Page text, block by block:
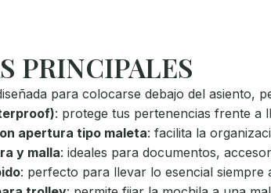
PRINCIPALES
para colocarse debajo del asiento,
: protege tus pertenencias frente a
apertura tipo maleta: facilita la
y malla: ideales para documentos,
: perfecto para llevar lo esencial siempre